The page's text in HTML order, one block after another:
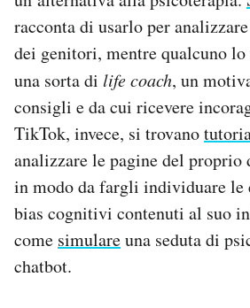
racconta di usarlo per
dei genitori, mentre qualcuno lo
una sorta di life coach, un
consigli e da cui ricevere
TikTok, invece, si trovano
analizzare le pagine del proprio
in modo da fargli individuare le
bias cognitivi contenuti al suo
come simulareuna seduta di
chatbot.